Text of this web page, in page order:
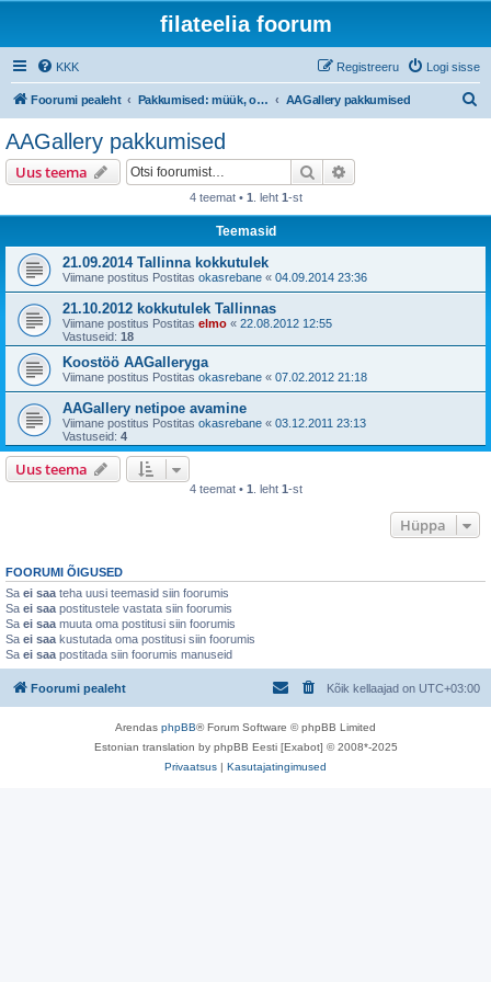
filateelia foorum
KKK Logi sisse
Registreeru
Foorumi pealeht Pakkumised: müük, ost ja vahetus AAGallery pakkumised
AAGallery pakkumised
Uus teema Otsi
4 teemat • 1 . leht 1-st
Teemasid
21.09.2014 Tallinna kokkutulek
Viimane postitus Postitas okasrebane « 04.09.2014 23:36
21.10.2012 kokkutulek Tallinnas
Viimane postitus Postitas elmo « 22.08.2012 12:55
Vastuseid: 18
Koostöö AAGalleryga
Viimane postitus Postitas okasrebane « 07.02.2012 21:18
AAGallery netipoe avamine
Viimane postitus Postitas okasrebane « 03.12.2011 23:13
Vastuseid: 4
Uus teema
4 teemat • 1 . leht 1-st
Hüppa
FOORUMI ÕIGUSED
Sa ei saa teha uusi teemasid siin foorumis
Sa ei saa postitustele vastata siin foorumis
Sa ei saa muuta oma postitusi siin foorumis
Sa ei saa kustutada oma postitusi siin foorumis
Sa ei saa postitada siin foorumis manuseid
Foorumi pealeht Kõik kellaajad on UTC+03:00
Arendas phpBB® Forum Software © phpBB Limited
Estonian translation by phpBB Eesti [Exabot] © 2008*-2025
Privaatsus | Kasutajatingimused